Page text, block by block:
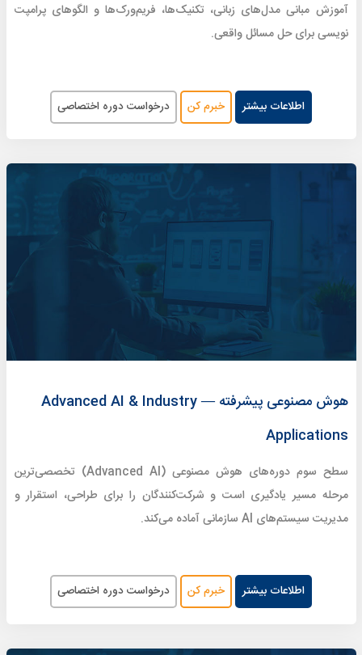
آموزش مبانی مدل‌های زبانی، تکنیک‌ها، فریم‌ورک‌ها و الگوهای پرامپت
نویسی برای حل مسائل واقعی.
اطلاعات بیشتر خبرم کن درخواست دوره اختصاصی
هوش مصنوعی پیشرفته — Advanced AI & Industry
Applications
سطح سوم دوره‌های هوش مصنوعی (Advanced AI) تخصصی‌ترین
مرحله مسیر یادگیری است و شرکت‌کنندگان را برای طراحی، استقرار و
مدیریت سیستم‌های AI سازمانی آماده می‌کند.
اطلاعات بیشتر خبرم کن درخواست دوره اختصاصی